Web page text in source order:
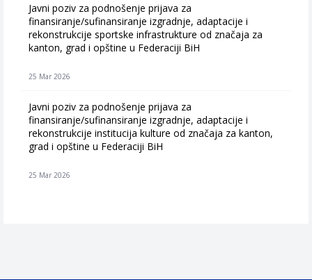
Javni poziv za podnošenje prijava za
finansiranje/sufinansiranje izgradnje, adaptacije i
rekonstrukcije sportske infrastrukture od značaja za
kanton, grad i opštine u Federaciji BiH
25 Mar 2026
Javni poziv za podnošenje prijava za
finansiranje/sufinansiranje izgradnje, adaptacije i
rekonstrukcije institucija kulture od značaja za kanton,
grad i opštine u Federaciji BiH
25 Mar 2026